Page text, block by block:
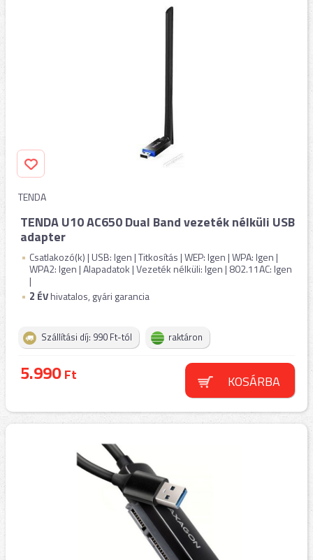
TENDA
TENDA U10 AC650 Dual Band vezeték nélküli USB
adapter
Csatlakozó(k) | USB: Igen | Titkosítás | WEP: Igen | WPA: Igen |
WPA2: Igen | Alapadatok | Vezeték nélküli: Igen | 802.11AC: Igen
|
2 ÉVhivatalos, gyári garancia
Szállítási díj: 990 Ft-tól raktáron
5.990Ft KOSÁRBA